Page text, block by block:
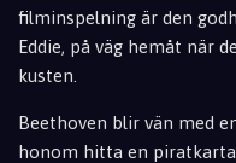
filminspelning är den
Eddie, på väg hemåt när
kusten.
Beethoven blir vän med
honom hitta en